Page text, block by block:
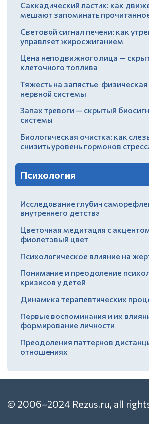
Саккадический ластик: как
мешают запоминать
Световой сигнал печени: как
управляет жиросжиганием
Цена неподвижного лица —
клеточного топлива
Тяжесть на запястье:
нервной системы
Запах тревоги — скрытый
системы
Биологическая очистка: как
снизить уровень гормонов
Психология
Исследование глубин
внутреннего детства
Цветочная медитация с
фиолетовый цвет
Психологическое влияние на
Понимание и преодоление
кризисов у детей
Динамика терапевтических
Первые воспоминания и их
формирование личности
Преодоления паттернов
отношениях
© 2006–2024 Rezus.ru, all